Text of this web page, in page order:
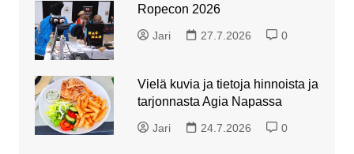
Ropecon 2026
Jari 27.7.2026 0
Vielä kuvia ja tietoja hinnoista ja
tarjonnasta Agia Napassa
Jari 24.7.2026 0